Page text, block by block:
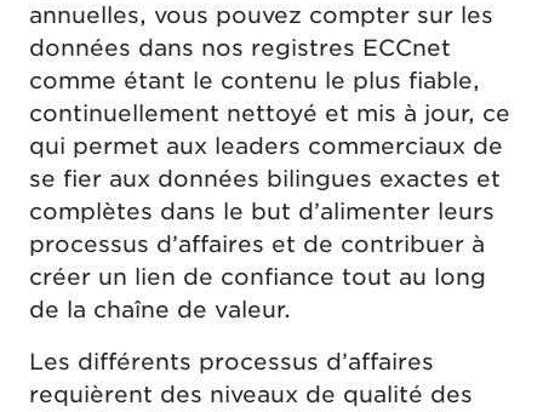
annuelles, vous pouvez compter sur les
données dans nos registres ECCnet
comme étant le contenu le plus fiable,
continuellement nettoyé et mis à jour, ce
qui permet aux leaders commerciaux de
se fier aux données bilingues exactes et
complètes dans le but d’alimenter leurs
processus d’affaires et de contribuer à
créer un lien de confiance tout au long
de la chaîne de valeur.
Les différents processus d’affaires
requièrent des niveaux de qualité des